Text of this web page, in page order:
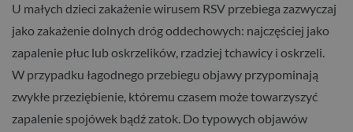
U małych dzieci zakażenie wirusem RSV przebiega zazwyczaj
jako zakażenie dolnych dróg oddechowych: najczęściej jako
zapalenie płuc lub oskrzelików, rzadziej tchawicy i oskrzeli.
W przypadku łagodnego przebiegu objawy przypominają
zwykłe przeziębienie, któremu czasem może towarzyszyć
zapalenie spojówek bądź zatok. Do typowych objawów